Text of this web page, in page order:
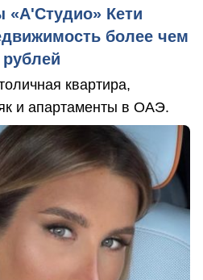
«А'Студио» Кети
более чем
квартира,
и апартаменты в ОАЭ.